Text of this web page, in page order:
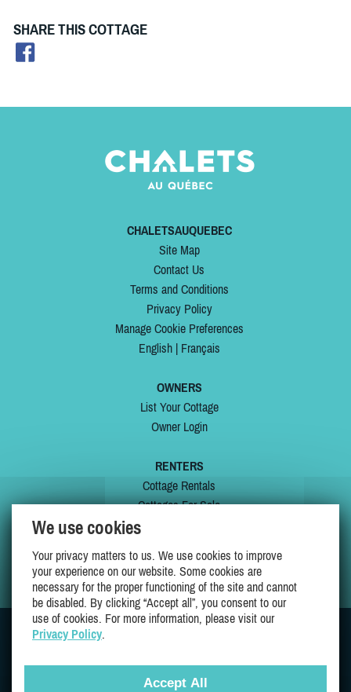
SHARE THIS COTTAGE
CHALETSAUQUEBEC
Site Map
Contact Us
Terms and Conditions
Privacy Policy
Manage Cookie Preferences
English| Français
OWNERS
List Your Cottage
Owner Login
RENTERS
Cottage Rentals
Cottages For Sale
My Wishlist
We use cookies
Your privacy matters to us. We use cookies to improve
your experience on our website. Some cookies are
necessary for the proper functioning of the site and cannot
be disabled. By clicking “Accept all”, you consent to our
use of cookies. For more information, please visit our
Privacy Policy.
Accept All